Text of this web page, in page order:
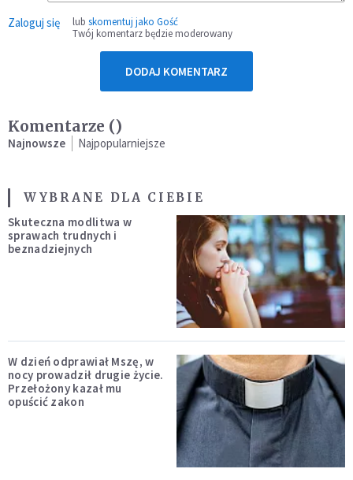
Zaloguj się lub skomentuj jako Gość
Twój komentarz będzie moderowany
DODAJ KOMENTARZ
Komentarze ()
Najnowsze Najpopularniejsze
WYBRANE DLA CIEBIE
Skuteczna modlitwa w
sprawach trudnych i
beznadziejnych
W dzień odprawiał Mszę, w
nocy prowadził drugie życie.
Przełożony kazał mu
opuścić zakon